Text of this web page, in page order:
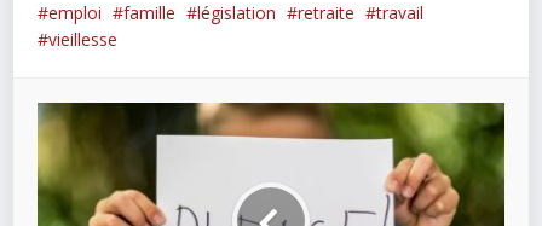
emploi famille législation retraite
travail
vieillesse